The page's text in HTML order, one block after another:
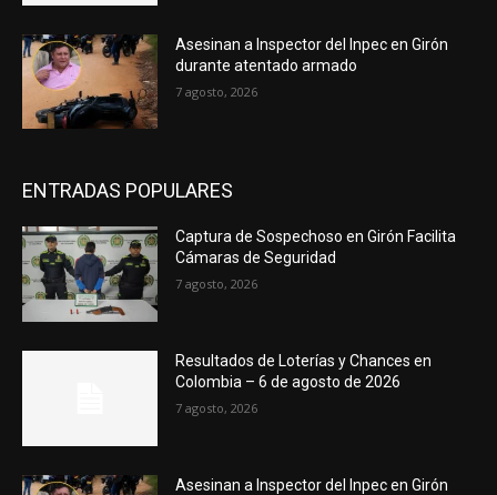
Asesinan a Inspector del Inpec en Girón
durante atentado armado
7 agosto, 2026
ENTRADAS POPULARES
Captura de Sospechoso en Girón Facilita
Cámaras de Seguridad
7 agosto, 2026
Resultados de Loterías y Chances en
Colombia – 6 de agosto de 2026
7 agosto, 2026
Asesinan a Inspector del Inpec en Girón